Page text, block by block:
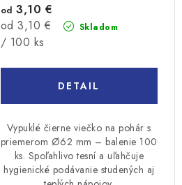
Skladom
od 3,10 €
Jednotková
cena:
od 3,10 €
/ 100 ks
DETAIL
Vypuklé čierne viečko na pohár s
priemerom Ø62 mm – balenie 100
ks. Spoľahlivo tesní a uľahčuje
hygienické podávanie studených aj